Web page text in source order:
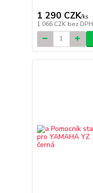
1 290 CZK/ks
1 066 CZK bez DPH